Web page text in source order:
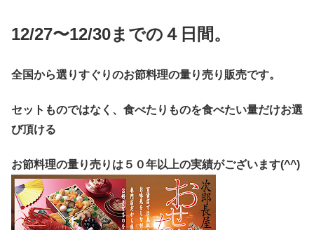
12/27〜12/30までの４日間。
全国から選りすぐりのお節料理の量り売り販売です。
セットものではなく、食べたりものを食べたい量だけお選
び頂ける
お節料理の量り売りは５０年以上の実績がございます(^^)